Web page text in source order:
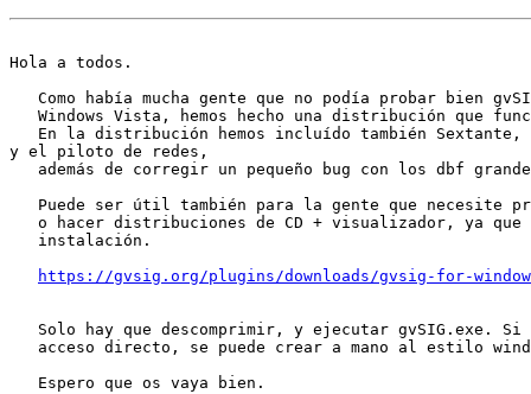
Hola a todos.
Como había mucha gente que no podía probar bien
Windows Vista, hemos hecho una distribución que
En la distribución hemos incluído también
y el piloto de redes,
además de corregir un pequeño bug con los dbf
Puede ser útil también para la gente que necesite
o hacer distribuciones de CD + visualizador, ya que
   instalación.
https://gvsig.org/plugins/downloads/gvsig-for-
Solo hay que descomprimir, y ejecutar gvSIG.exe. Si
acceso directo, se puede crear a mano al estilo
   Espero que os vaya bien.